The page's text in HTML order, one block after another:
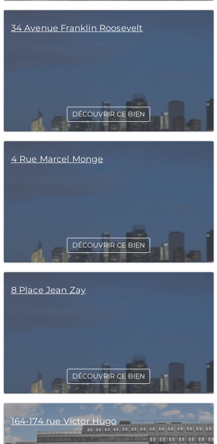
34 Avenue Franklin Roosevelt
DÉCOUVRIR CE BIEN
4 Rue Marcel Monge
DÉCOUVRIR CE BIEN
8 Place Jean Zay
DÉCOUVRIR CE BIEN
164-174 rue Victor Hugo